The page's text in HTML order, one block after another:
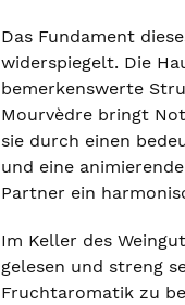
Das Fundament
widerspiegelt. Die
bemerkenswerte
Mourvèdre bringt
sie durch einen
und eine
Partner ein
Im Keller des
gelesen und streng
Fruchtaromatik zu